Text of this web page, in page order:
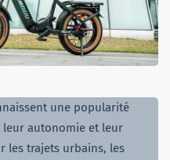
une popularité
leur autonomie et leur
les trajets urbains, les